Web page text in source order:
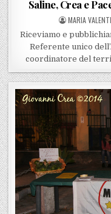
Saline, Crea e
POSTED BY
MARIA
Riceviamo e
Referente unico
coordinatore del